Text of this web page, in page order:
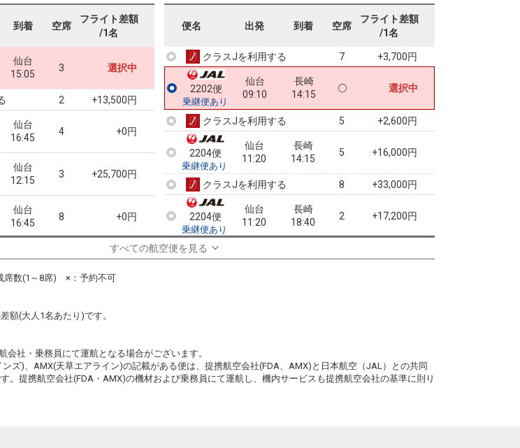
到着 空席
フライト差額
/1名
仙台
15:05
3 選択中
2 +13,500円
仙台
16:45
4 +0円
仙台
12:15
3 +25,700円
仙台
16:45
8 +0円
+0円
仙台
8 +2,500円
仙台
+1,100円
便名 出発 到着 空席
フライト差額
/1名
2202便
09:10
長崎
12:30
+1,200円
クラスJを利用する 7 +3,700円
2202便
乗継便あり
仙台
09:10
長崎
14:15
選択中
クラスJを利用する 5 +2,600円
2204便
乗継便あり
仙台
11:20
長崎
14:15
5 +16,000円
クラスJを利用する 8 +33,000円
2204便
乗継便あり
仙台
11:20
長崎
18:40
2 +17,200円
クラスJを利用する
乗継便あり
クラスJを利用する 2 +34,200円
すべての航空便を見る
席数(1～8席) ×：予約不可
額(大人1名あたり)です。
会社・乗務員にて運航となる場合がございます。
ンズ)、AMX(天草エアライン)の記載がある便は、提携航空会社(FDA、AMX)と日本航空（JAL）との共同
。提携航空会社(FDA・AMX)の機材および乗務員にて運航し、機内サービスも提携航空会社の基準に則り